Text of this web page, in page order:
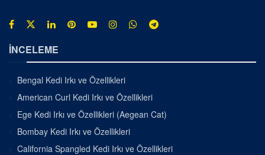
İNCELEME
Bengal Kedi Irkı ve Özellikleri
American Curl Kedi Irkı ve Özellikleri
Ege Kedi Irkı ve Özellikleri (Aegean Cat)
Bombay Kedi Irkı ve Özellikleri
California Spangled Kedi Irkı ve Özellikleri